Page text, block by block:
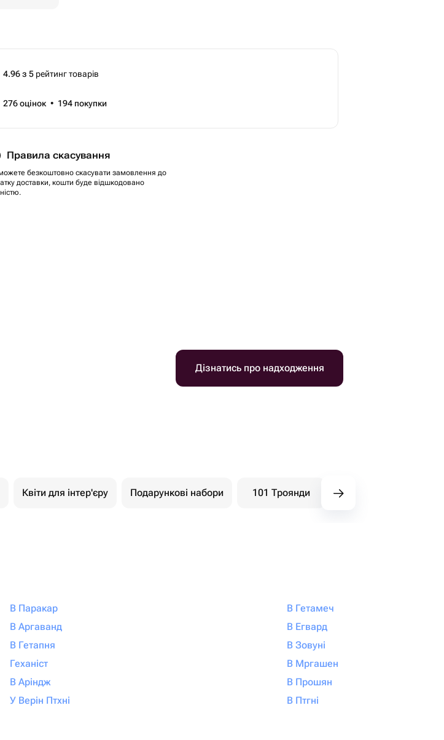
4.96 з 5 рейтинг товарів
276оцінок • 194 покупки
Правила скасування
безкоштовно скасувати замовлення до
доставки, кошти буде відшкодовано
Дізнатись про надходження
Квіти для інтер'єру Подарункові набори 101 Троянди
В Паракар
В Аргаванд
В Гетапня
Геханіст
В Аріндж
У Верін Птхні
В Гетамеч
В Егвард
В Зовуні
В Мргашен
В Прошян
В Птгні